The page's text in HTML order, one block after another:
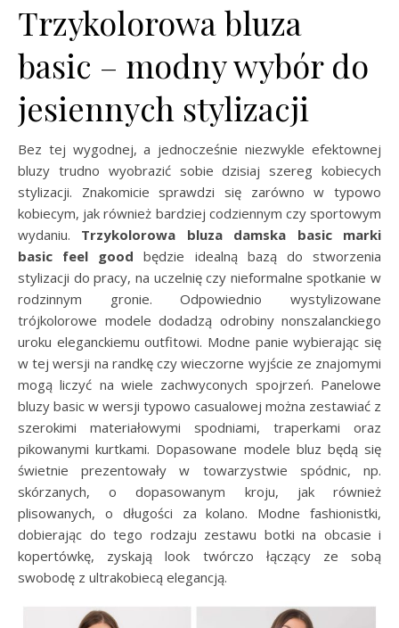
Trzykolorowa bluza
basic – modny wybór do
jesiennych stylizacji
Bez tej wygodnej, a jednocześnie niezwykle efektownej
bluzy trudno wyobrazić sobie dzisiaj szereg kobiecych
stylizacji. Znakomicie sprawdzi się zarówno w typowo
kobiecym, jak również bardziej codziennym czy sportowym
wydaniu. Trzykolorowa bluza damska basic marki
basic feel good będzie idealną bazą do stworzenia
stylizacji do pracy, na uczelnię czy nieformalne spotkanie w
rodzinnym gronie. Odpowiednio wystylizowane
trójkolorowe modele dodadzą odrobiny nonszalanckiego
uroku eleganckiemu outfitowi. Modne panie wybierając się
w tej wersji na randkę czy wieczorne wyjście ze znajomymi
mogą liczyć na wiele zachwyconych spojrzeń. Panelowe
bluzy basic w wersji typowo casualowej można zestawiać z
szerokimi materiałowymi spodniami, traperkami oraz
pikowanymi kurtkami. Dopasowane modele bluz będą się
świetnie prezentowały w towarzystwie spódnic, np.
skórzanych, o dopasowanym kroju, jak również
plisowanych, o długości za kolano. Modne fashionistki,
dobierając do tego rodzaju zestawu botki na obcasie i
kopertówkę, zyskają look twórczo łączący ze sobą
swobodę z ultrakobiecą elegancją.